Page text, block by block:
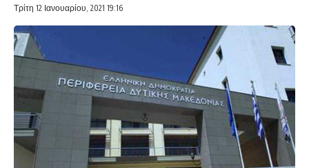
Τρίτη 12 Ιανουαρίου, 2021 19:16